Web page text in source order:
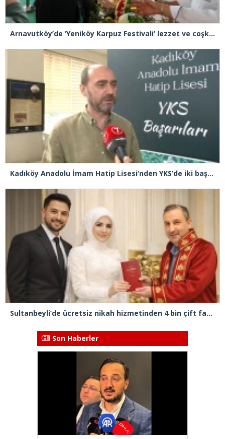
Arnavutköy’de ‘Yeniköy Karpuz Festivali’ lezzet ve coşkuya sahne oldu
Kadıköy Anadolu İmam Hatip Lisesi’nden YKS’de iki başarı birden
Sultanbeyli’de ücretsiz nikah hizmetinden 4 bin çift faydalandı
Son Haberler